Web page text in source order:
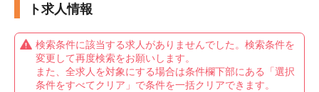
ト求人情報
検索条件に該当する求人がありませんでした。検索条件を
変更して再度検索をお願いします。
また、全求人を対象にする場合は条件欄下部にある「選択
条件をすべてクリア」で条件を一括クリアできます。